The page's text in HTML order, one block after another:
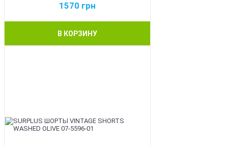
1570 грн
В КОРЗИНУ